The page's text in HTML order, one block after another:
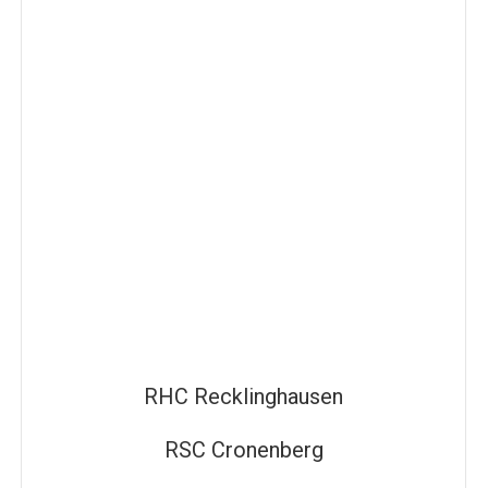
RHC Recklinghausen
RSC Cronenberg